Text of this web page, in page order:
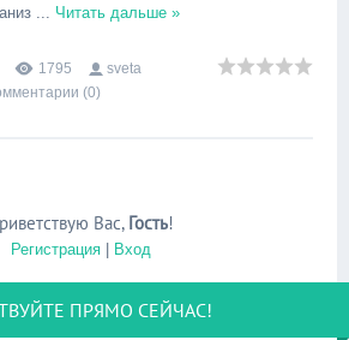
... Читать дальше »
1795
sveta
(0)
Вас, Гость!
Регистрация| Вход
ПРЯМО СЕЙЧАС!